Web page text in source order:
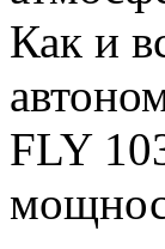
Как и
FLY